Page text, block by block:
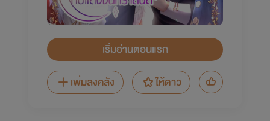
เริ่มอ่านตอนแรก
เพิ่มลงคลัง
ให้ดาว